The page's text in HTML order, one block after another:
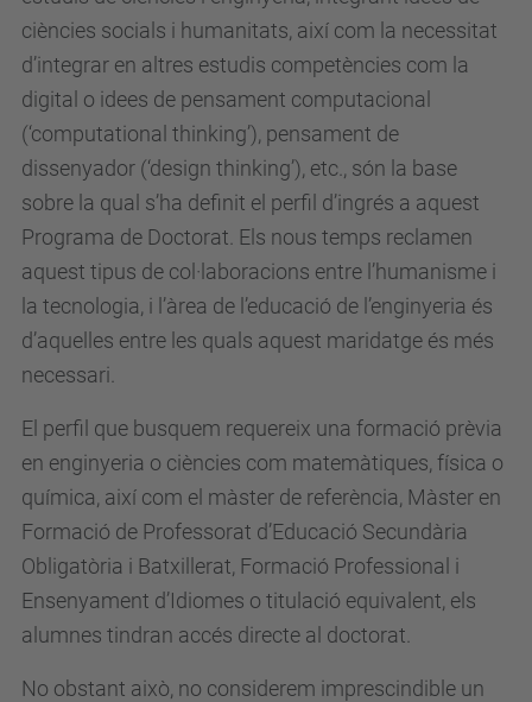
ciències socials i humanitats, així com la necessitat
d’integrar en altres estudis competències com la
digital o idees de pensament computacional
(‘computational thinking’), pensament de
dissenyador (‘design thinking’), etc., són la base
sobre la qual s’ha definit el perfil d’ingrés a aquest
Programa de Doctorat. Els nous temps reclamen
aquest tipus de col·laboracions entre l’humanisme i
la tecnologia, i l’àrea de l’educació de l’enginyeria és
d’aquelles entre les quals aquest maridatge és més
necessari.
El perfil que busquem requereix una formació prèvia
en enginyeria o ciències com matemàtiques, física o
química, així com el màster de referència, Màster en
Formació de Professorat d’Educació Secundària
Obligatòria i Batxillerat, Formació Professional i
Ensenyament d’Idiomes o titulació equivalent, els
alumnes tindran accés directe al doctorat.
No obstant això, no considerem imprescindible un